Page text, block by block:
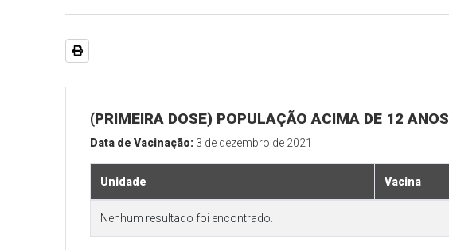
(PRIMEIRA DOSE) POPULAÇÃO ACIMA DE 12 ANOS
Data de Vacinação: 3 de dezembro de 2021
Unidade Vacina
Nenhum resultado foi encontrado.